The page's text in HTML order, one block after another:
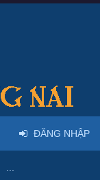
ĐĂNG NHẬP